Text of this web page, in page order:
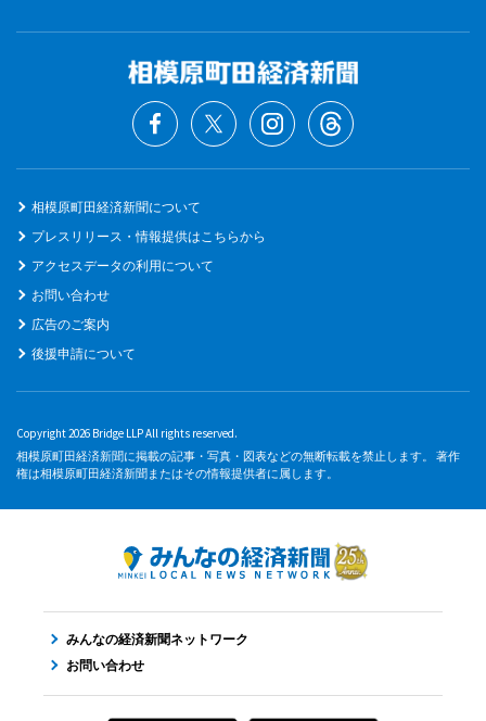
相模原町田経済新聞について
プレスリリース・情報提供はこちらから
アクセスデータの利用について
お問い合わせ
広告のご案内
後援申請について
Copyright 2026 Bridge LLP All rights reserved.
相模原町田経済新聞に掲載の記事・写真・図表などの無断転載を禁止します。 著作
権は相模原町田経済新聞またはその情報提供者に属します。
みんなの経済新聞ネットワーク
お問い合わせ